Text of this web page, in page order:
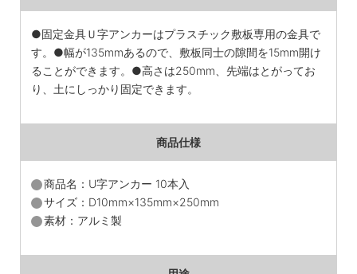
●固定金具Ｕ字アンカーはプラスチック敷板専用の金具で
す。●幅が135mmあるので、敷板同士の隙間を15mm開け
ることができます。●高さは250mm、先端はとがってお
り、土にしっかり固定できます。
商品仕様
商品名：U字アンカー 10本入
サイズ：D10mm×135mm×250mm
素材：アルミ製